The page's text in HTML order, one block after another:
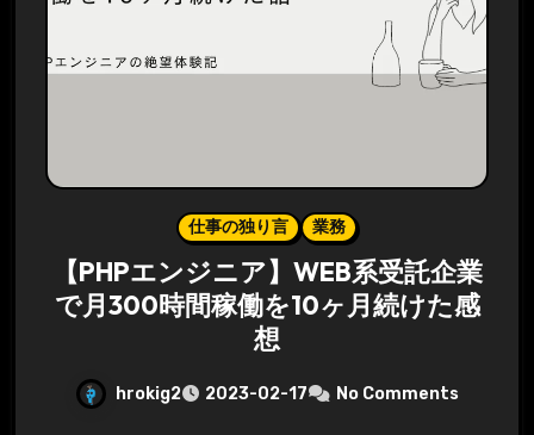
仕事の独り言 業務
【PHPエンジニア】WEB系受託企業
で月300時間稼働を10ヶ月続けた感
想
hrokig2 2023-02-17 No Comments